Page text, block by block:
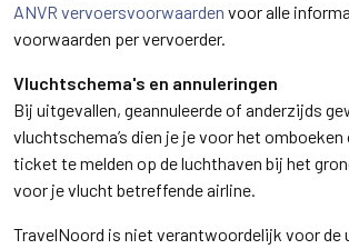
ANVR vervoersvoorwaarden voor alle
voorwaarden per vervoerder.
Vluchtschema's en annuleringen
Bij uitgevallen, geannuleerde of anderzijds
vluchtschema’s dien je je voor het
ticket te melden op de luchthaven bij het
voor je vlucht betreffende airline.
TravelNoord is niet verantwoordelijk voor de